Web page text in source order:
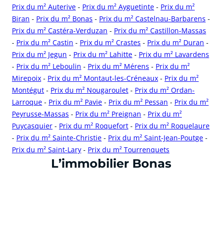
Prix du m² Auterive - Prix du m² Ayguetinte - Prix du m²
Biran - Prix du m² Bonas - Prix du m² Castelnau-Barbarens -
Prix du m² Castéra-Verduzan - Prix du m² Castillon-Massas
- Prix du m² Castin - Prix du m² Crastes - Prix du m² Duran -
Prix du m² Jegun - Prix du m² Lahitte - Prix du m² Lavardens
- Prix du m² Leboulin - Prix du m² Mérens - Prix du m²
Mirepoix - Prix du m² Montaut-les-Créneaux - Prix du m²
Montégut - Prix du m² Nougaroulet - Prix du m² Ordan-
Larroque - Prix du m² Pavie - Prix du m² Pessan - Prix du m²
Peyrusse-Massas - Prix du m² Preignan - Prix du m²
Puycasquier - Prix du m² Roquefort - Prix du m² Roquelaure
- Prix du m² Sainte-Christie - Prix du m² Saint-Jean-Poutge -
Prix du m² Saint-Lary - Prix du m² Tourrenquets
cliquer pour afficher plus du text
L’immobilier Bonas